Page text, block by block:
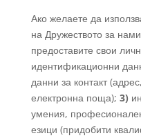
Ако желаете да
на Дружеството за
предоставите свои
идентификационни
данни за контакт
електронна поща); 3)
умения,
езици (придобити